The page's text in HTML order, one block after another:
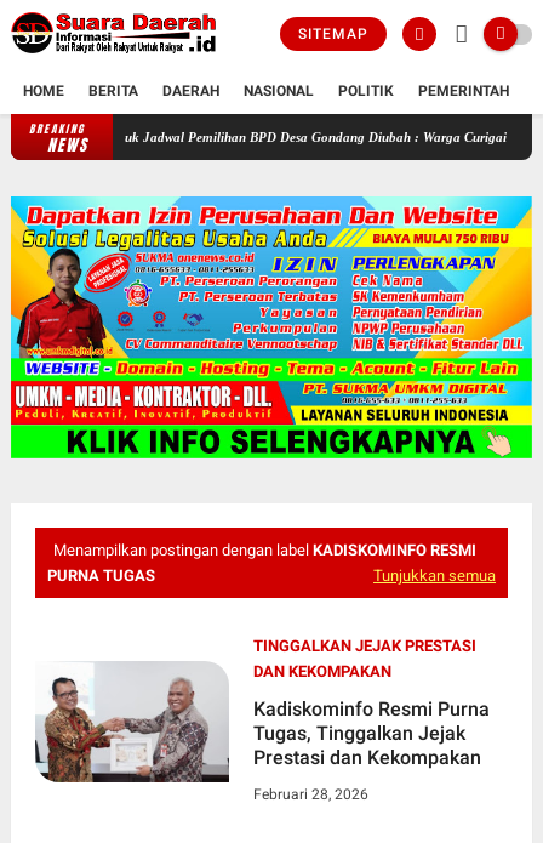
SITEMAP
HOME BERITA DAERAH NASIONAL POLITIK PEMERINTAH
BREAKING
NEWS
Ujuk Ujuk Jadwal Pemilihan BPD Desa Gondang Diubah : Warga Curigai Ada
Menampilkan postingan dengan label KADISKOMINFO RESMI
PURNA TUGAS
Tunjukkan semua
TINGGALKAN JEJAK PRESTASI
DAN KEKOMPAKAN
Kadiskominfo Resmi Purna
Tugas, Tinggalkan Jejak
Prestasi dan Kekompakan
Februari 28, 2026